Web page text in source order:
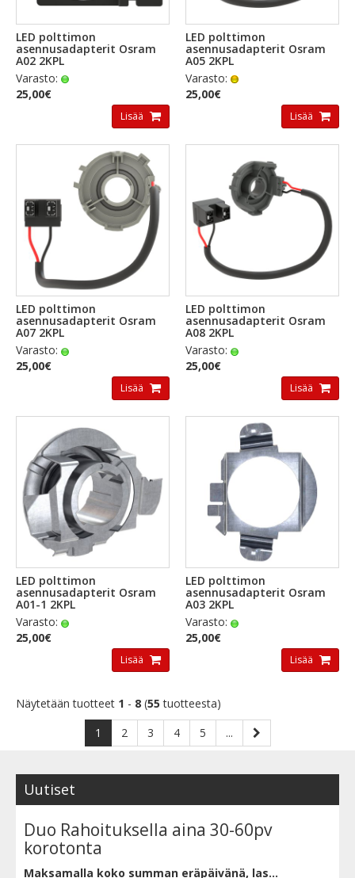
LED polttimon
asennusadapterit Osram
A02 2KPL
Varasto:
25,00€
Lisää
LED polttimon
asennusadapterit Osram
A05 2KPL
Varasto:
25,00€
Lisää
LED polttimon
asennusadapterit Osram
A07 2KPL
Varasto:
25,00€
Lisää
LED polttimon
asennusadapterit Osram
A08 2KPL
Varasto:
25,00€
Lisää
LED polttimon
asennusadapterit Osram
A01-1 2KPL
Varasto:
25,00€
Lisää
LED polttimon
asennusadapterit Osram
A03 2KPL
Varasto:
25,00€
Lisää
Näytetään tuotteet 1 - 8 (55 tuotteesta)
1
2 3 4 5 ...
Uutiset
Duo Rahoituksella aina 30-60pv
korotonta
Maksamalla koko summan eräpäivänä, las...